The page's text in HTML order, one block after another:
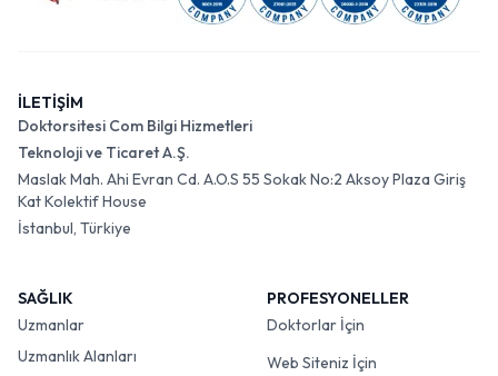
İLETİŞİM
Doktorsitesi Com Bilgi Hizmetleri
Teknoloji ve Ticaret A.Ş.
Maslak Mah. Ahi Evran Cd. A.O.S 55 Sokak No:2 Aksoy Plaza Giriş
Kat Kolektif House
İstanbul, Türkiye
SAĞLIK
Uzmanlar
Uzmanlık Alanları
PROFESYONELLER
Doktorlar İçin
Web Siteniz İçin